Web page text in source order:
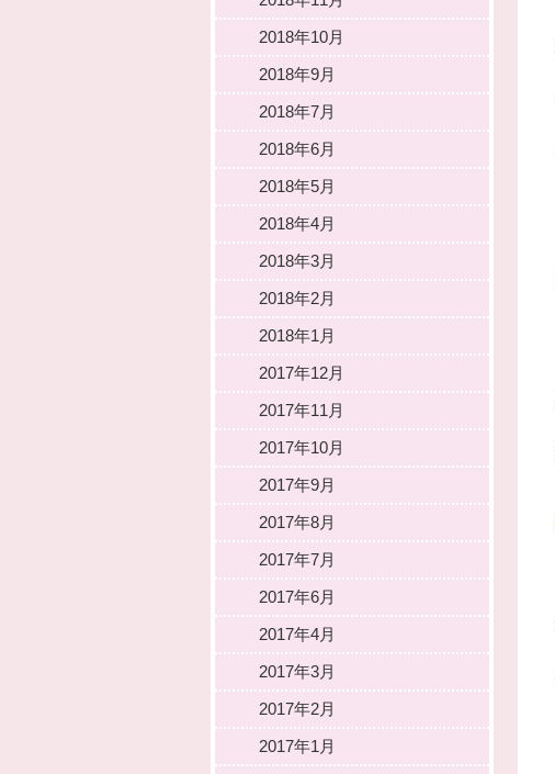
2018年10月
2018年9月
2018年7月
2018年6月
2018年5月
2018年4月
2018年3月
2018年2月
2018年1月
2017年12月
2017年11月
2017年10月
2017年9月
2017年8月
2017年7月
2017年6月
2017年4月
2017年3月
2017年2月
2017年1月